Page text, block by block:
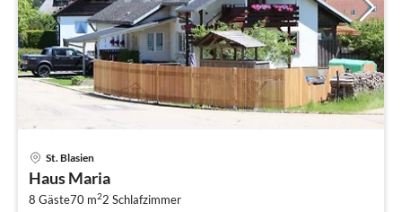
St. Blasien
Haus Maria
8 Gäste70 m22 Schlafzimmer